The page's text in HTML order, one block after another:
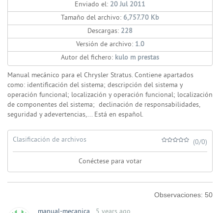
Enviado el: 20 Jul 2011
Tamaño del archivo: 6,757.70 Kb
Descargas: 228
Versión de archivo: 1.0
Autor del fichero: kulo m prestas
Manual mecánico para el Chrysler Stratus. Contiene apartados
como: identificación del sistema; descripción del sistema y
operación funcional; localización y operación funcional; localización
de componentes del sistema; declinación de responsabilidades,
seguridad y adevertencias,... Está en español.
Clasificación de archivos (0/0)
Conéctese para votar
Observaciones: 50